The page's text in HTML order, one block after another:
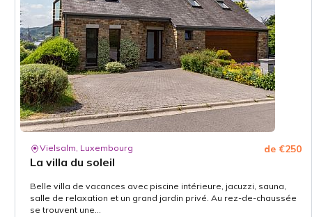
Vielsalm, Luxembourg
La villa du soleil
de €250
Belle villa de vacances avec piscine intérieure, jacuzzi, sauna,
salle de relaxation et un grand jardin privé. Au rez-de-chaussée
se trouvent une...